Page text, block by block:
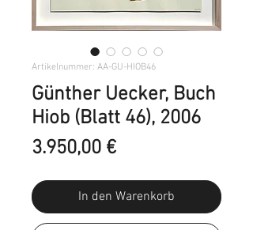
Artikelnummer: AA-GU-HIOB46
Günther Uecker, Buch
Hiob (Blatt 46), 2006
3.950,00 €Preis
In den Warenkorb